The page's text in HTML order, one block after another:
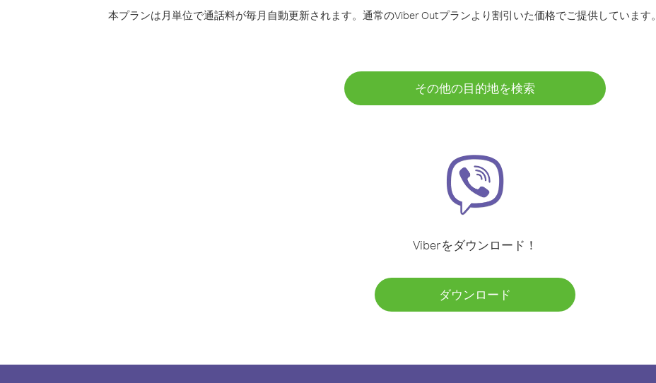
本プランは月単位で通話料が毎月自動更新されます。通常のViber Outプランより割引いた価格でご提供しています。
その他の目的地を検索
Viberをダウンロード！
ダウンロード